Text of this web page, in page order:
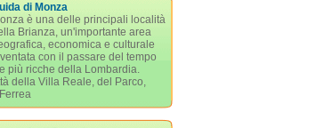
di Monza
è una delle principali località
Brianza, un'importante area
economica e culturale
con il passare del tempo
più ricche della Lombardia.
della Villa Reale, del Parco,